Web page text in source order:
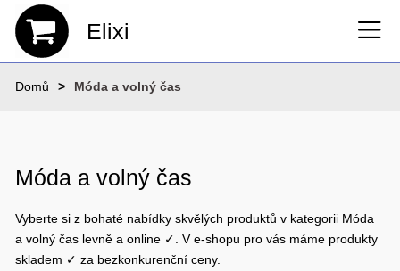
Elixi
Domů Móda a volný čas
Móda a volný čas
Vyberte si z bohaté nabídky skvělých produktů v kategorii Móda
a volný čas levně a online ✓. V e-shopu pro vás máme produkty
skladem ✓ za bezkonkurenční ceny.